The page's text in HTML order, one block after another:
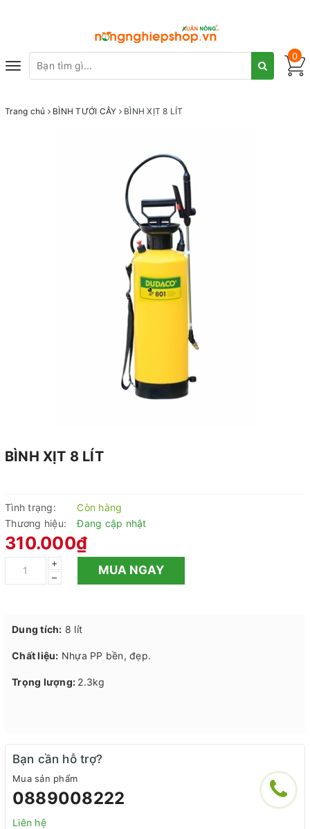
Toggle
0
Trang chủ BÌNH TƯỚI CÂY BÌNH XỊT 8 LÍT
BÌNH XỊT 8 LÍT
Tình trạng:
Còn hàng
Thương hiệu:
Đang cập nhật
310.000₫
+
–
MUA NGAY
Dung tích: 8 lít
Chất liệu: Nhựa PP bền, đẹp.
Trọng lượng: 2.3kg
Bạn cần hỗ trợ?
Mua sản phẩm
0889008222
Liên hệ